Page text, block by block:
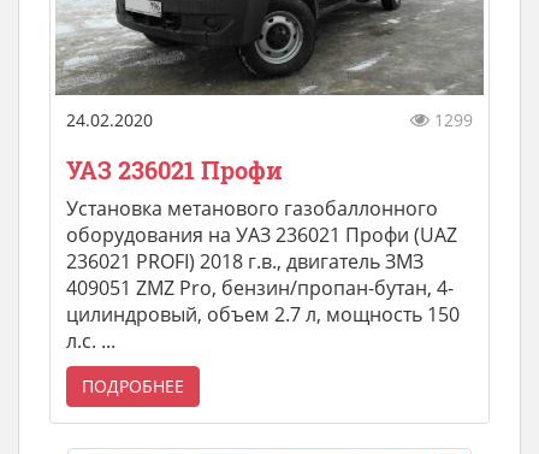
24.02.2020 1299
УАЗ 236021 Профи
Установка метанового газобаллонного
оборудования на УАЗ 236021 Профи (UAZ
236021 PROFI) 2018 г.в., двигатель ЗМЗ
409051 ZMZ Pro, бензин/пропан-бутан, 4-
цилиндровый, объем 2.7 л, мощность 150
л.с. ...
ПОДРОБНЕЕ